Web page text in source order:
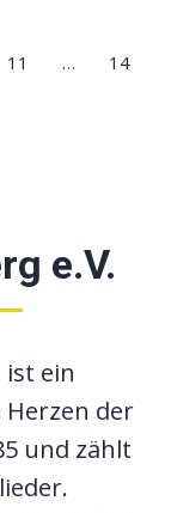
11 …
14
e.V.
ist ein
der
und zählt